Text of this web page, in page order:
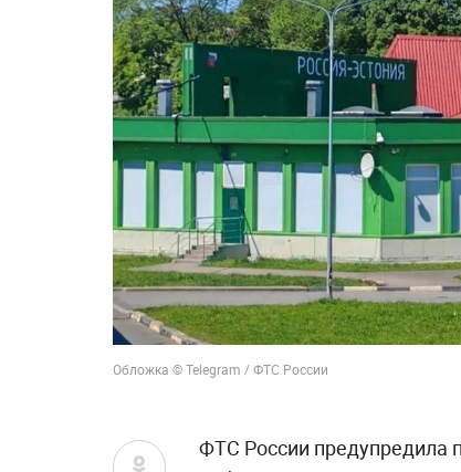
Обложка © Telegram / ФТС России
ФТС России предупредила